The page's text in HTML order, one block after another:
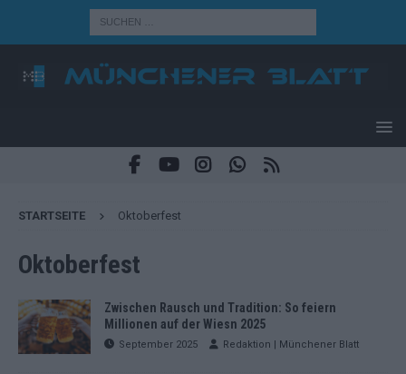
STARTSEITE Oktoberfest
Oktoberfest
Zwischen Rausch und Tradition: So feiern
Millionen auf der Wiesn 2025
September 2025 Redaktion | Münchener Blatt